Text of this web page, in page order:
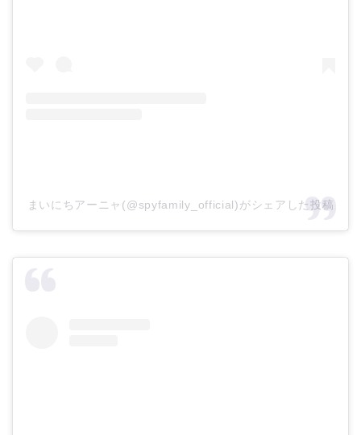
まいにちアーニャ(@spyfamily_official)がシェアした投稿